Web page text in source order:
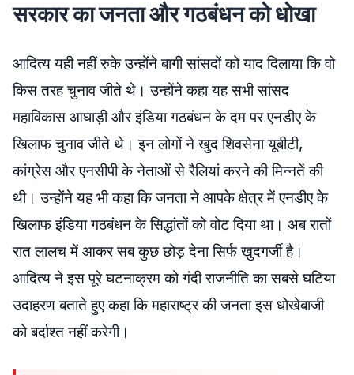
सरकार का जनता और गठबंधन को धोखा
आदित्य यही नहीं रुके उन्होंने बागी सांसदों को याद दिलाया कि वो
किस तरह चुनाव जीते थे। उन्होंने कहा यह सभी सांसद
महाविकास आघाड़ी और इंडिया गठबंधन के दम पर एनडीए के
खिलाफ चुनाव जीते थे। इन लोगों ने खुद शिवसेना यूबीटी,
कांग्रेस और एनसीपी के नेताओं से रैलियां करने की मिन्नतें की
थी। उन्होंने यह भी कहा कि जनता ने आपके क्षेत्र में एनडीए के
खिलाफ इंडिया गठबंधन के सिद्धांतों को वोट दिया था। अब रातों
रात लालच में आकर सब कुछ छोड़ देना सिर्फ खुदगर्जी है।
आदित्य ने इस पूरे घटनाक्रम को गंदी राजनीति का सबसे घटिया
उदाहरण बताते हुए कहा कि महाराष्ट्र की जनता इस धोखेबाजी
को बर्दाश्त नहीं करेगी।